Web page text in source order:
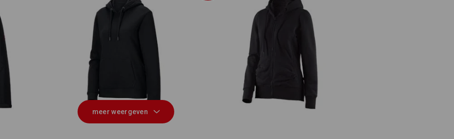
e.s. Hoody-Sweatshirt poly cotton,
e.s. Hoody-Sweatjack poly cotton,
meer weergeven